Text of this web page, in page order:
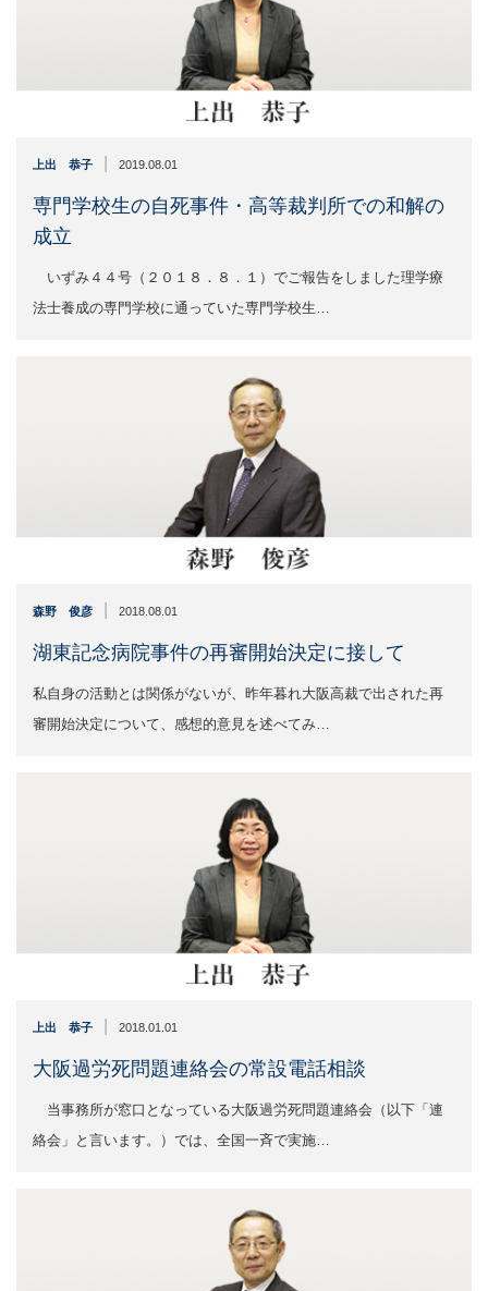
上出 恭子 2019.08.01
専門学校生の自死事件・高等裁判所での和解の
成立
いずみ４４号（２０１８．８．１）でご報告をしました理学療
法士養成の専門学校に通っていた専門学校生…
森野 俊彦 2018.08.01
湖東記念病院事件の再審開始決定に接して
私自身の活動とは関係がないが、昨年暮れ大阪高裁で出された再
審開始決定について、感想的意見を述べてみ…
上出 恭子 2018.01.01
大阪過労死問題連絡会の常設電話相談
当事務所が窓口となっている大阪過労死問題連絡会（以下「連
絡会」と言います。）では、全国一斉で実施…